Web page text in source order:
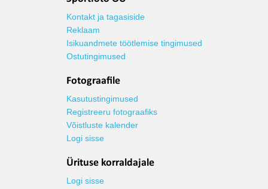
Kontakt ja tagasiside
Reklaam
Isikuandmete töötlemise tingimused
Ostutingimused
Fotograafile
Kasutustingimused
Registreeru fotograafiks
Võistluste kalender
Logi sisse
Ürituse korraldajale
Logi sisse